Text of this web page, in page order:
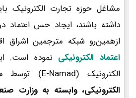
مشاغل حوزه تجارت الکترونیک
داشته باشند، ایجاد حس
ازهمین‌رو شبکه مترجمین اشراق
اعتماد الکترونیکی نموده است.
الکترونیک (E-Namad) توسط م
الکترونیکی، وابسته به وزارت